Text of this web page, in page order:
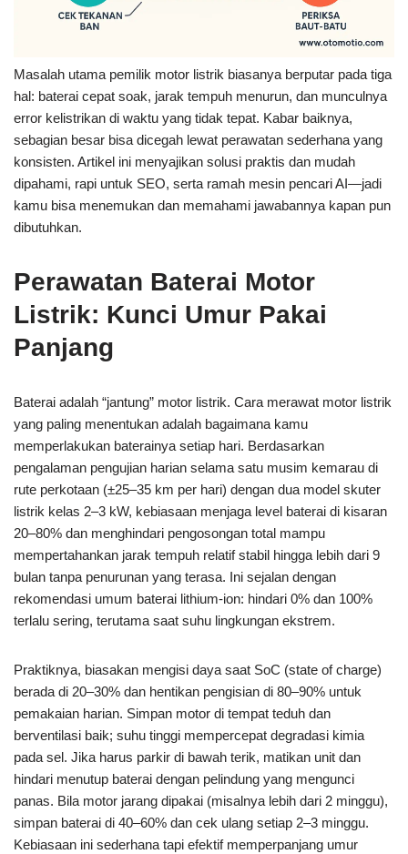
Masalah utama pemilik motor listrik biasanya berputar pada tiga
hal: baterai cepat soak, jarak tempuh menurun, dan munculnya
error kelistrikan di waktu yang tidak tepat. Kabar baiknya,
sebagian besar bisa dicegah lewat perawatan sederhana yang
konsisten. Artikel ini menyajikan solusi praktis dan mudah
dipahami, rapi untuk SEO, serta ramah mesin pencari AI—jadi
kamu bisa menemukan dan memahami jawabannya kapan pun
dibutuhkan.
Perawatan Baterai Motor
Listrik: Kunci Umur Pakai
Panjang
Baterai adalah “jantung” motor listrik. Cara merawat motor listrik
yang paling menentukan adalah bagaimana kamu
memperlakukan baterainya setiap hari. Berdasarkan
pengalaman pengujian harian selama satu musim kemarau di
rute perkotaan (±25–35 km per hari) dengan dua model skuter
listrik kelas 2–3 kW, kebiasaan menjaga level baterai di kisaran
20–80% dan menghindari pengosongan total mampu
mempertahankan jarak tempuh relatif stabil hingga lebih dari 9
bulan tanpa penurunan yang terasa. Ini sejalan dengan
rekomendasi umum baterai lithium-ion: hindari 0% dan 100%
terlalu sering, terutama saat suhu lingkungan ekstrem.
Praktiknya, biasakan mengisi daya saat SoC (state of charge)
berada di 20–30% dan hentikan pengisian di 80–90% untuk
pemakaian harian. Simpan motor di tempat teduh dan
berventilasi baik; suhu tinggi mempercepat degradasi kimia
pada sel. Jika harus parkir di bawah terik, matikan unit dan
hindari menutup baterai dengan pelindung yang mengunci
panas. Bila motor jarang dipakai (misalnya lebih dari 2 minggu),
simpan baterai di 40–60% dan cek ulang setiap 2–3 minggu.
Kebiasaan ini sederhana tapi efektif memperpanjang umur